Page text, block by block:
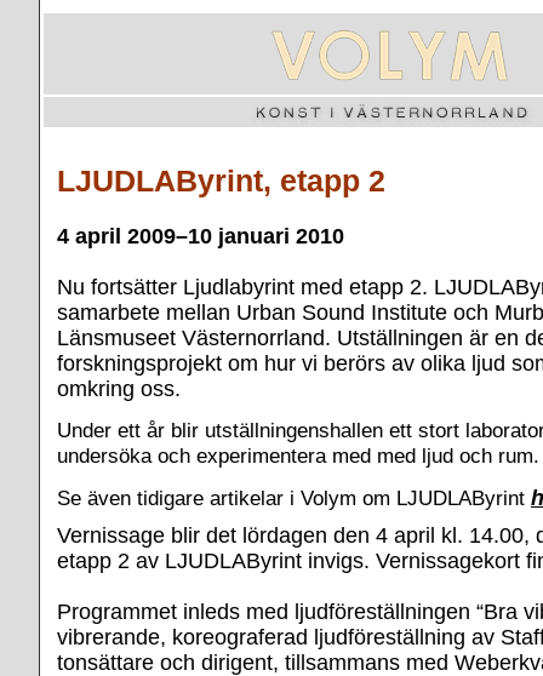
LJUDLAByrint, etapp 2
4 april 2009–10 januari 2010
Nu fortsätter Ljudlabyrint med etapp 2.
samarbete mellan Urban Sound Institute och
Länsmuseet Västernorrland. Utställningen är en
forskningsprojekt om hur vi berörs av olika ljud
omkring oss.
Under ett år blir utställningenshallen ett stort
undersöka och experimentera med med ljud och rum.
Se även tidigare artikelar i Volym om LJUDLAByrint
Vernissage blir det lördagen den 4 april kl. 14.00,
etapp 2 av LJUDLAByrint invigs. Vernissagekort
Programmet inleds med ljudföreställningen “Bra
vibrerande, koreograferad ljudföreställning av
tonsättare och dirigent, tillsammans med